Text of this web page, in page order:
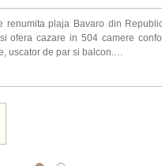
renumita plaja Bavaro din
ofera cazare in 504 camere
uscator de par si balcon.
All Inclusive